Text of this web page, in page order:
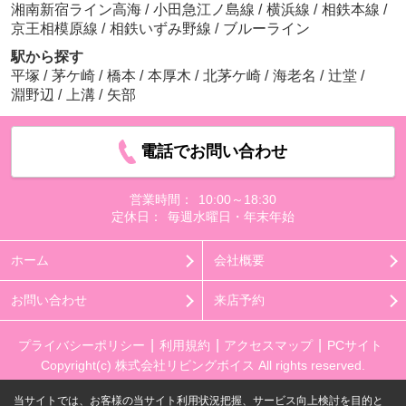
湘南新宿ライン高海 / 小田急江ノ島線 / 横浜線 / 相鉄本線 /
京王相模原線 / 相鉄いずみ野線 / ブルーライン
駅から探す
平塚 / 茅ケ崎 / 橋本 / 本厚木 / 北茅ケ崎 / 海老名 / 辻堂 /
淵野辺 / 上溝 / 矢部
電話でお問い合わせ
営業時間：
10:00～18:30
定休日：
毎週水曜日・年末年始
ホーム 会社概要
お問い合わせ 来店予約
プライバシーポリシー 利用規約 アクセスマップ
PCサイト
Copyright(c) 株式会社リビングボイス All rights reserved.
当サイトでは、お客様の当サイト利用状況把握、サービス向上検討を目的と